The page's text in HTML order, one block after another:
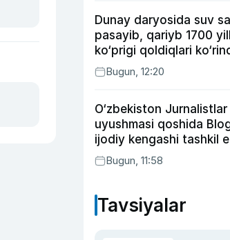
Dunay daryosida suv
pasayib, qariyb 1700
ko‘prigi qoldiqlari
Bugun, 12:20
O‘zbekiston Jurnalistlar
uyushmasi qoshida
ijodiy kengashi tashkil
Bugun, 11:58
Tavsiyalar